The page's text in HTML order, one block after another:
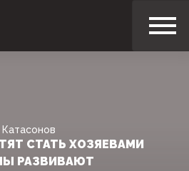
СТАТЬ ХОЗЯЕВАМИ
РАЗВИВАЮТ